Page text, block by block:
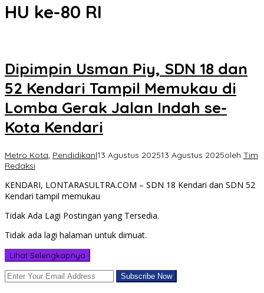
HU ke-80 RI
Dipimpin Usman Piy, SDN 18 dan
52 Kendari Tampil Memukau di
Lomba Gerak Jalan Indah se-
Kota Kendari
Metro Kota, Pendidikan|13 Agustus 202513 Agustus 2025oleh Tim
Redaksi
KENDARI, LONTARASULTRA.COM – SDN 18 Kendari dan SDN 52
Kendari tampil memukau
Tidak Ada Lagi Postingan yang Tersedia.
Tidak ada lagi halaman untuk dimuat.
Lihat Selengkapnya